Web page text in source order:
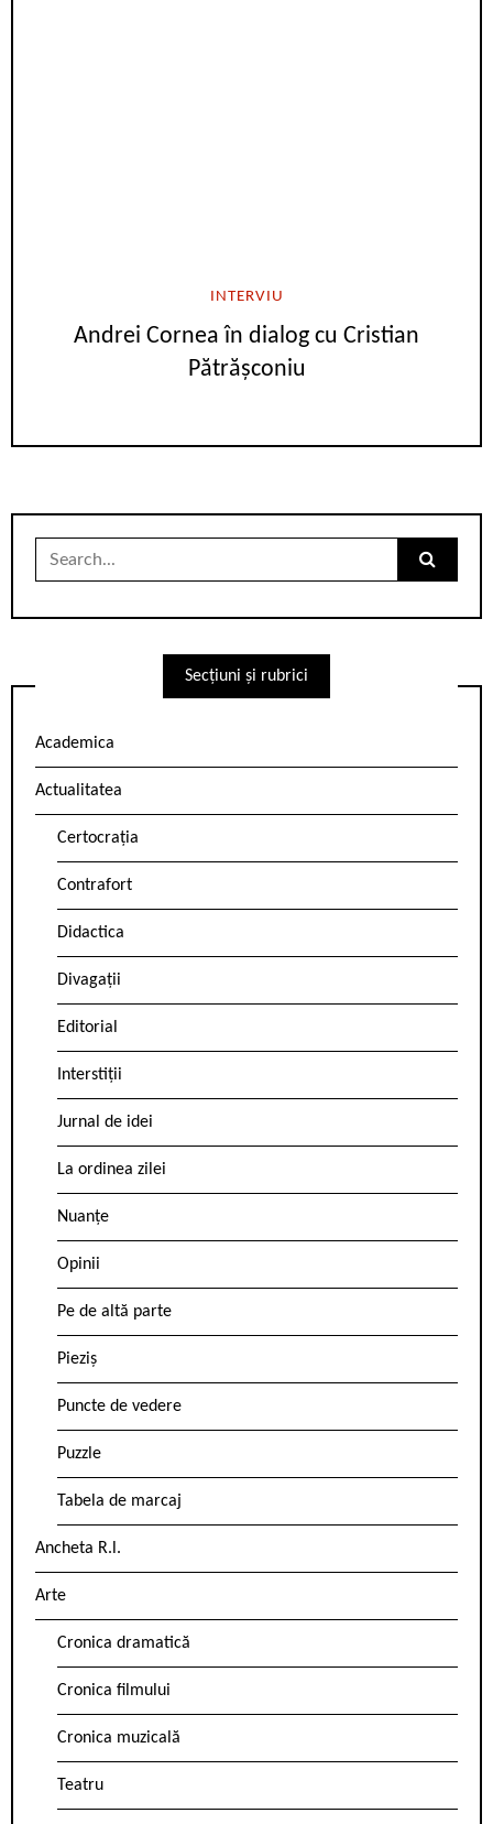
INTERVIU
Andrei Cornea în dialog cu Cristian
Pătrășconiu
Search
Secțiuni și rubrici
Academica
Actualitatea
Certocrația
Contrafort
Didactica
Divagații
Editorial
Interstiții
Jurnal de idei
La ordinea zilei
Nuanțe
Opinii
Pe de altă parte
Pieziș
Puncte de vedere
Puzzle
Tabela de marcaj
Ancheta R.l.
Arte
Cronica dramatică
Cronica filmului
Cronica muzicală
Teatru